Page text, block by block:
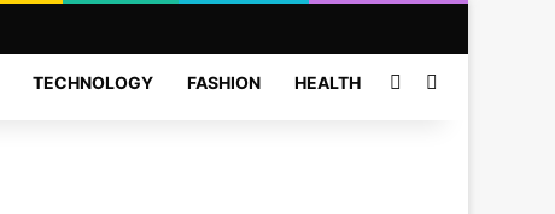
TECHNOLOGY FASHION HEALTH Sidebar